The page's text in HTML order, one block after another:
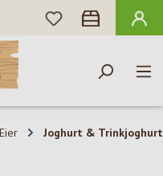
DU HAST 0
Joghurt & Trinkjoghurt